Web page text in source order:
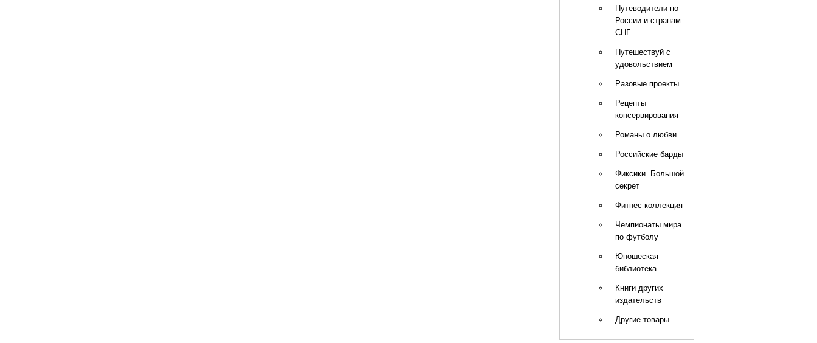
Путеводители по
России и странам
СНГ
Путешествуй с
удовольствием
Разовые проекты
Рецепты
консервирования
Романы о любви
Российские барды
Фиксики. Большой
секрет
Фитнес коллекция
Чемпионаты мира
по футболу
Юношеская
библиотека
Книги других
издательств
Другие товары